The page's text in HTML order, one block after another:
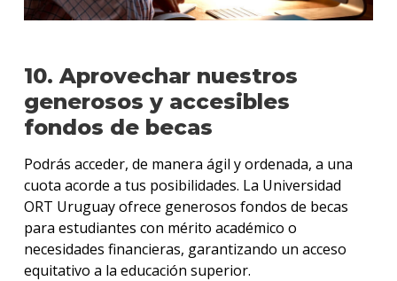
10. Aprovechar nuestros
generosos y accesibles
fondos de becas
Podrás acceder, de manera ágil y ordenada, a una
cuota acorde a tus posibilidades. La Universidad
ORT Uruguay ofrece generosos fondos de becas
para estudiantes con mérito académico o
necesidades financieras, garantizando un acceso
equitativo a la educación superior.